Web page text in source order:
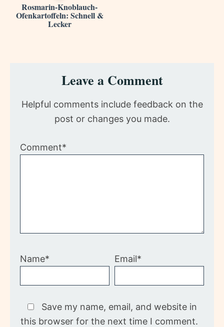
Rosmarin-Knoblauch-
Ofenkartoffeln: Schnell &
Lecker
InteractionsLeave a Comment
Helpful comments include feedback on the
post or changes you made.
Comment*
Name* Email*
Save my name, email, and website in
this browser for the next time I comment.